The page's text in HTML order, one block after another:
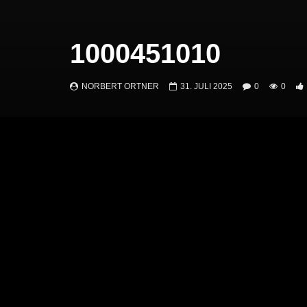
1000451010
NORBERT ORTNER 31. JULI 2025 0 0